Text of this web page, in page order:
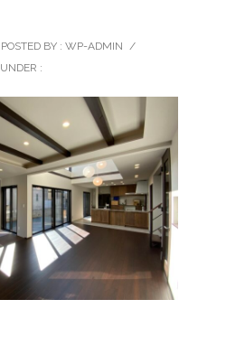
POSTED BY : WP-ADMIN /
UNDER :